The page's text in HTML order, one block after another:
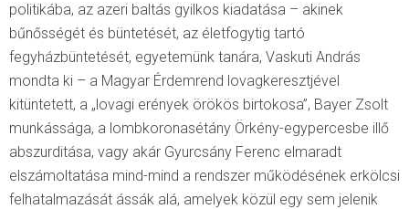
politikába, az azeri baltás gyilkos kiadatása – akinek
bűnősségét és büntetését, az életfogytig tartó
fegyházbüntetését, egyetemünk tanára, Vaskuti András
mondta ki – a Magyar Érdemrend lovagkeresztjével
kitüntetett, a „lovagi erények örökös birtokosa”, Bayer Zsolt
munkássága, a lombkoronasétány Örkény-egypercesbe illő
abszurditása, vagy akár Gyurcsány Ferenc elmaradt
elszámoltatása mind-mind a rendszer működésének erkölcsi
felhatalmazását ássák alá, amelyek közül egy sem jelenik